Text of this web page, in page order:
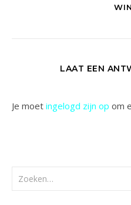
LAAT EEN
Je moet ingelogd zijn op om